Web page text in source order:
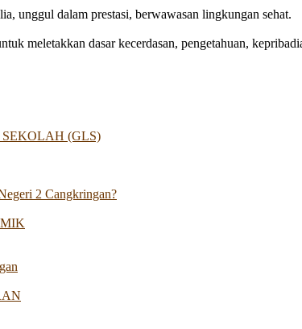
unggul dalam prestasi, berwawasan lingkungan sehat.
meletakkan dasar kecerdasan, pengetahuan,
(GLS)
2 Cangkringan?